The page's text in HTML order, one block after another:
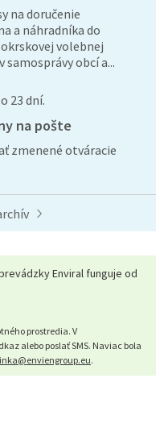
na doručenie
a náhradníka do
volebnej
obcí a...
23 dní.
na pošte
zmenené otváracie
Enviral funguje od
prostredia. V
alebo poslať SMS. Naviac bola
.